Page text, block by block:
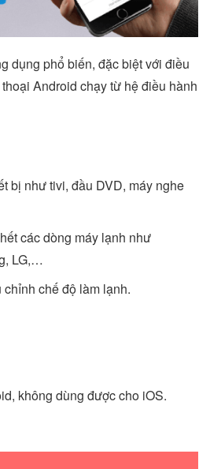
dụng phổ biến, đặc biệt với điều
Android chạy từ hệ điều hành
bị như tivi, đầu DVD, máy nghe
các dòng máy lạnh như
LG,…
chế độ làm lạnh.
không dùng được cho iOS.